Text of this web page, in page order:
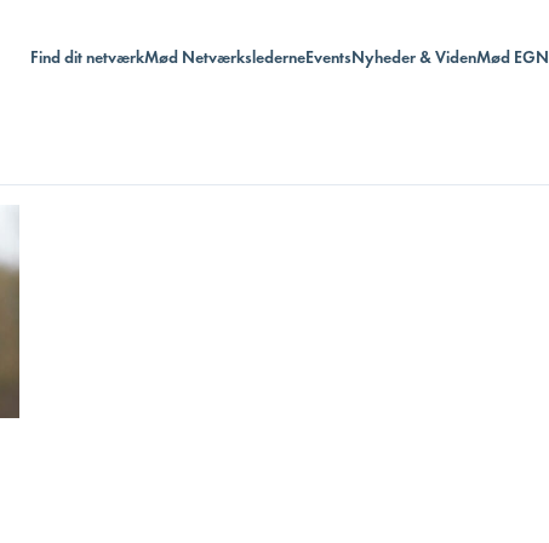
Find dit netværkMød NetværkslederneEventsNyheder & VidenMød EGN